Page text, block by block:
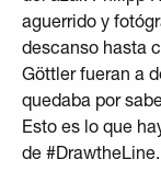
aguerrido y
descanso hasta
Göttler fueran a
quedaba por
Esto es lo que
de #DrawtheLine.